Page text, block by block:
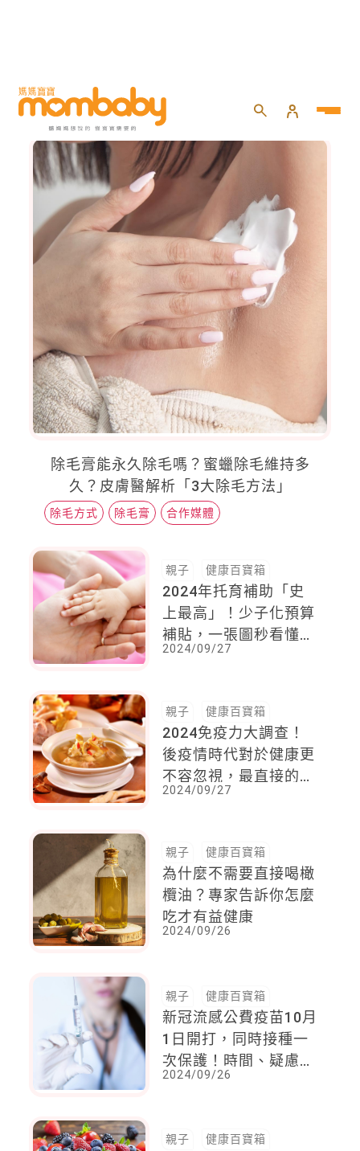
健康百寶箱
除毛膏能永久除毛嗎？蜜蠟除毛維持多
久？皮膚醫解析「3大除毛方法」
除毛方式 除毛膏 合作媒體
親子 健康百寶箱
2024年托育補助「史
上最高」！少子化預算
補貼，一張圖秒看懂托
育補助，送托準公共托
2024/09/27
親子 健康百寶箱
2024免疫力大調查！
後疫情時代對於健康更
不容忽視，最直接的方
式就是漢方食補
2024/09/27
親子 健康百寶箱
為什麼不需要直接喝橄
欖油？專家告訴你怎麼
吃才有益健康
2024/09/26
親子 健康百寶箱
新冠流感公費疫苗10月
1日開打，同時接種一
次保護！時間、疑慮一
次看
2024/09/26
親子 健康百寶箱